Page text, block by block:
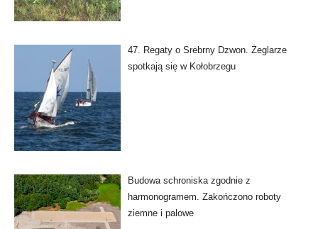
47. Regaty o Srebrny Dzwon. Żeglarze
spotkają się w Kołobrzegu
Budowa schroniska zgodnie z
harmonogramem. Zakończono roboty
ziemne i palowe